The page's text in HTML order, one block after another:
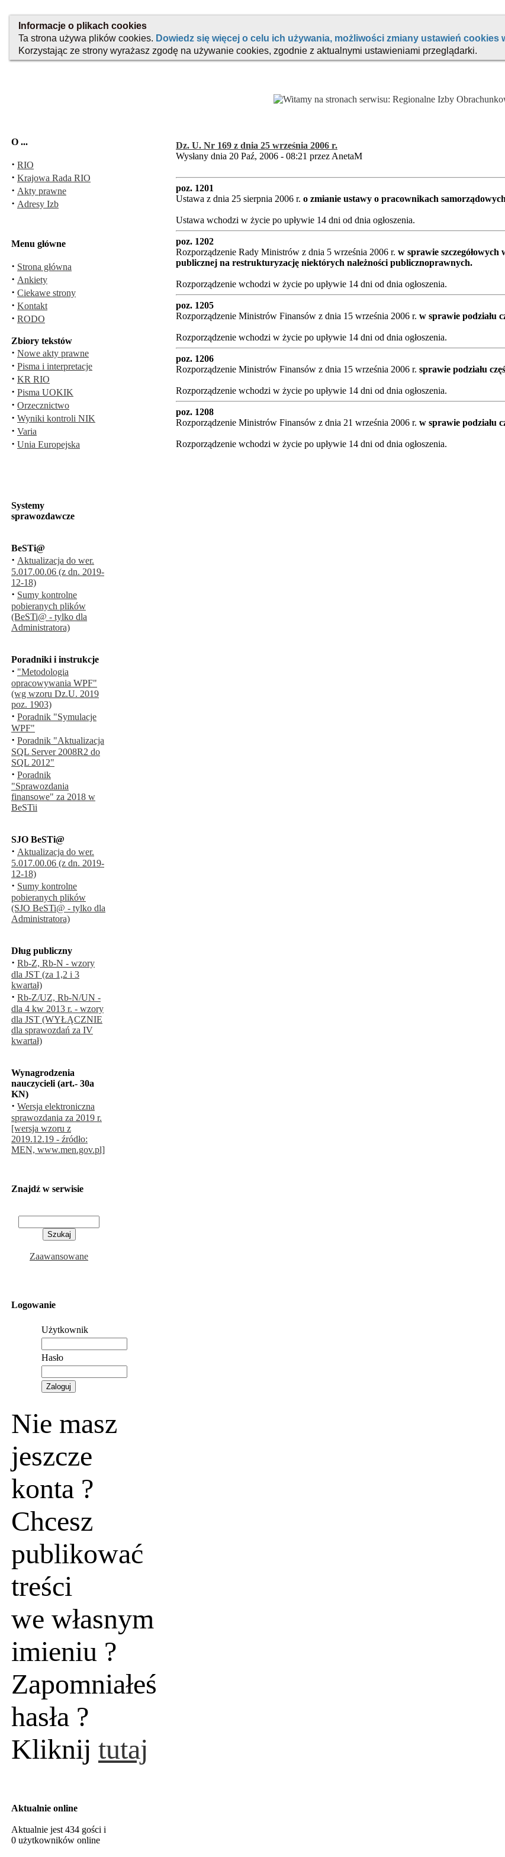
O ...
· RIO
· Krajowa Rada RIO
· Akty prawne
· Adresy Izb
Menu główne
· Strona główna
· Ankiety
· Ciekawe strony
· Kontakt
· RODO
Zbiory tekstów
· Nowe akty prawne
· Pisma i interpretacje
· KR RIO
· Pisma UOKIK
· Orzecznictwo
· Wyniki kontroli NIK
· Varia
· Unia Europejska
Systemy
sprawozdawcze
BeSTi@
· Aktualizacja do wer.
5.017.00.06 (z dn. 2019-
12-18)
· Sumy kontrolne
pobieranych plików
(BeSTi@ - tylko dla
Administratora)
Poradniki i instrukcje
· "Metodologia
opracowywania WPF"
(wg wzoru Dz.U. 2019
poz. 1903)
· Poradnik "Symulacje
WPF"
· Poradnik "Aktualizacja
SQL Server 2008R2 do
SQL 2012"
· Poradnik
"Sprawozdania
finansowe" za 2018 w
BeSTii
SJO BeSTi@
· Aktualizacja do wer.
5.017.00.06 (z dn. 2019-
12-18)
· Sumy kontrolne
pobieranych plików
(SJO BeSTi@ - tylko dla
Administratora)
Dług publiczny
· Rb-Z, Rb-N - wzory
dla JST (za 1,2 i 3
kwartał)
· Rb-Z/UZ, Rb-N/UN -
dla 4 kw 2013 r. - wzory
dla JST (WYŁĄCZNIE
dla sprawozdań za IV
kwartał)
Wynagrodzenia
nauczycieli (art.- 30a
KN)
· Wersja elektroniczna
sprawozdania za 2019 r.
[wersja wzoru z
2019.12.19 - źródło:
MEN, www.men.gov.pl]
Znajdź w serwisie
Zaawansowane
Logowanie
Użytkownik
Hasło
Nie masz
jeszcze
konta ?
Chcesz
publikować
treści
we własnym
imieniu ?
Zapomniałeś
hasła ?
Kliknij tutaj
Aktualnie online
Aktualnie jest 434 gości i
0 użytkowników online
Dz. U. Nr 169 z dnia 25 września 2006 r.
Wysłany dnia 20 Paź, 2006 - 08:21 przez AnetaM
poz. 1201
Ustawa z dnia 25 sierpnia 2006 r. o zmianie ustawy o pracownikach
Ustawa wchodzi w życie po upływie 14 dni od dnia ogłoszenia.
poz. 1202
Rozporządzenie Rady Ministrów z dnia 5 września 2006 r. w sprawie
publicznej na restrukturyzację niektórych należności publicznoprawnych.
Rozporządzenie wchodzi w życie po upływie 14 dni od dnia ogłoszenia.
poz. 1205
Rozporządzenie Ministrów Finansów z dnia 15 września 2006 r. w sprawie podziału
Rozporządzenie wchodzi w życie po upływie 14 dni od dnia ogłoszenia.
poz. 1206
Rozporządzenie Ministrów Finansów z dnia 15 września 2006 r. sprawie podziału
Rozporządzenie wchodzi w życie po upływie 14 dni od dnia ogłoszenia.
poz. 1208
Rozporządzenie Ministrów Finansów z dnia 21 września 2006 r. w sprawie podziału
Rozporządzenie wchodzi w życie po upływie 14 dni od dnia ogłoszenia.